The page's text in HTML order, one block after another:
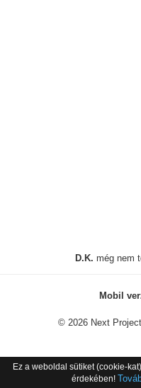
D.K. még nem
Mobil
© 2026 Next
Ez a weboldal sütiket (cookie-
érdekében!